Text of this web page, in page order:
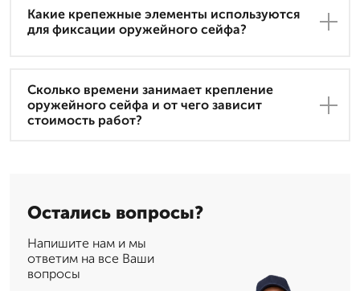
Какие крепежные элементы используются
для фиксации оружейного сейфа?
Сколько времени занимает крепление
оружейного сейфа и от чего зависит
стоимость работ?
Остались вопросы?
Напишите нам и мы
ответим на все Ваши
вопросы